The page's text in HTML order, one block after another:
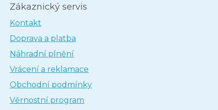
Zákaznický servis
Kontakt
Doprava a platba
Náhradní plnění
Vrácení a reklamace
Obchodní podmínky
Věrnostní program